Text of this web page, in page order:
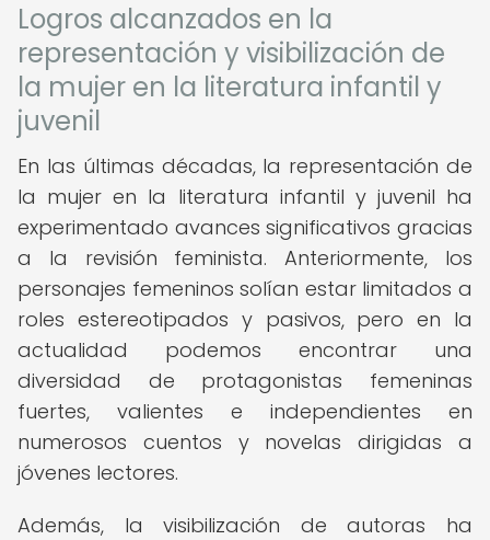
Logros alcanzados en la
representación y visibilización de
la mujer en la literatura infantil y
juvenil
En las últimas décadas, la representación de
la mujer en la literatura infantil y juvenil ha
experimentado avances significativos gracias
a la revisión feminista. Anteriormente, los
personajes femeninos solían estar limitados a
roles estereotipados y pasivos, pero en la
actualidad podemos encontrar una
diversidad de protagonistas femeninas
fuertes, valientes e independientes en
numerosos cuentos y novelas dirigidas a
jóvenes lectores.
Además, la visibilización de autoras ha